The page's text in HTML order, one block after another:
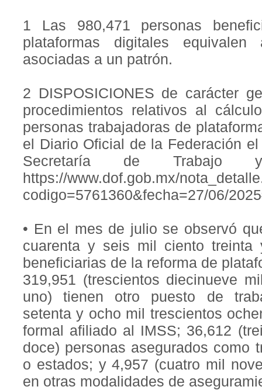
1 Las 980,471 personas
plataformas digitales equivalen
asociadas a un patrón.
2 DISPOSICIONES de carácter
procedimientos relativos al
personas trabajadoras de
el Diario Oficial de la Federación
Secretaría de Trabajo
https://www.dof.gob.mx/
codigo=5761360&fecha=27/06/
• En el mes de julio se observó
cuarenta y seis mil ciento treinta
beneficiarias de la reforma de
319,951 (trescientos diecinueve
uno) tienen otro puesto de
setenta y ocho mil trescientos
formal afiliado al IMSS; 36,612
doce) personas asegurados como
o estados; y 4,957 (cuatro mil
en otras modalidades de